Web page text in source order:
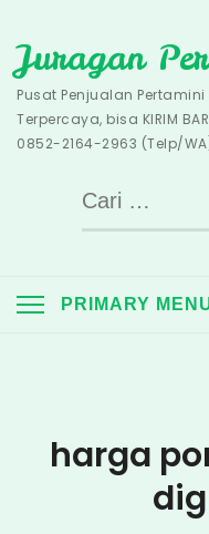
to
content
Juragan
Pusat Penjualan
Terpercaya, bisa KIRIM
0852-2164-2963 (Telp/
Cari
untuk:
PRIMARY
harga